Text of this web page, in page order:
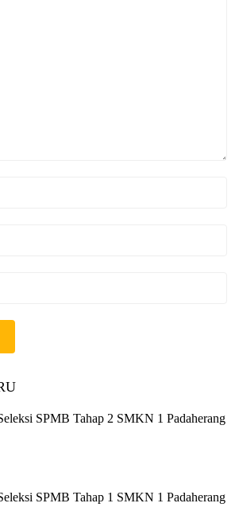
SPMB Tahap 2 SMKN 1 Padaherang
SPMB Tahap 1 SMKN 1 Padaherang